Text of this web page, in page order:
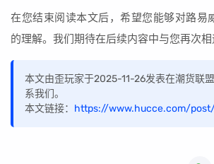
在您结束阅读本文后，希望您能够对路易
的理解。我们期待在后续内容中与您再次相
本文由歪玩家于2025-11-26发表在潮货联
系我们。
本文链接： https://www.hucce.com/